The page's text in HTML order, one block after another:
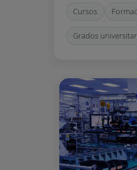
Cursos
Grados